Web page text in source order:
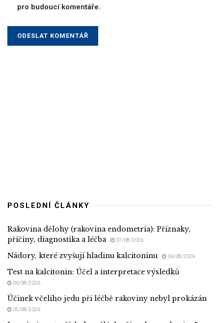
pro budoucí komentáře.
POSLEDNÍ ČLÁNKY
Rakovina dělohy (rakovina endometria): Příznaky,
příčiny, diagnostika a léčba
07/08/2026
Nádory, které zvyšují hladinu kalcitoninu 06/08/2026
Test na kalcitonin: Účel a interpretace výsledků
06/08/2026
Účinek včelího jedu při léčbě rakoviny nebyl prokázán
05/08/2026